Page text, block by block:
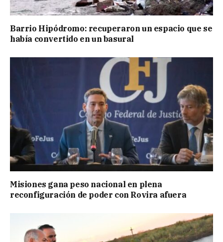
Barrio Hipódromo: recuperaron un espacio que se
había convertido en un basural
Misiones gana peso nacional en plena
reconfiguración de poder con Rovira afuera